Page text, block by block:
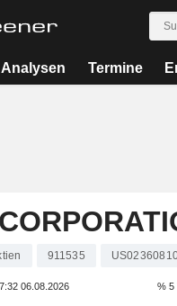
Analysen Termine
911535
06.08.2026 % 5